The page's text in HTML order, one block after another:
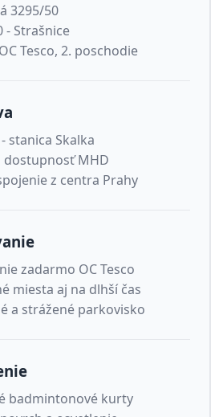
3295/50
- Strašnice
Tesco, 2. poschodie
stanica Skalka
dostupnosť MHD
z centra Prahy
zadarmo OC Tesco
miesta aj na dlhší čas
a strážené parkovisko
badmintonové kurty